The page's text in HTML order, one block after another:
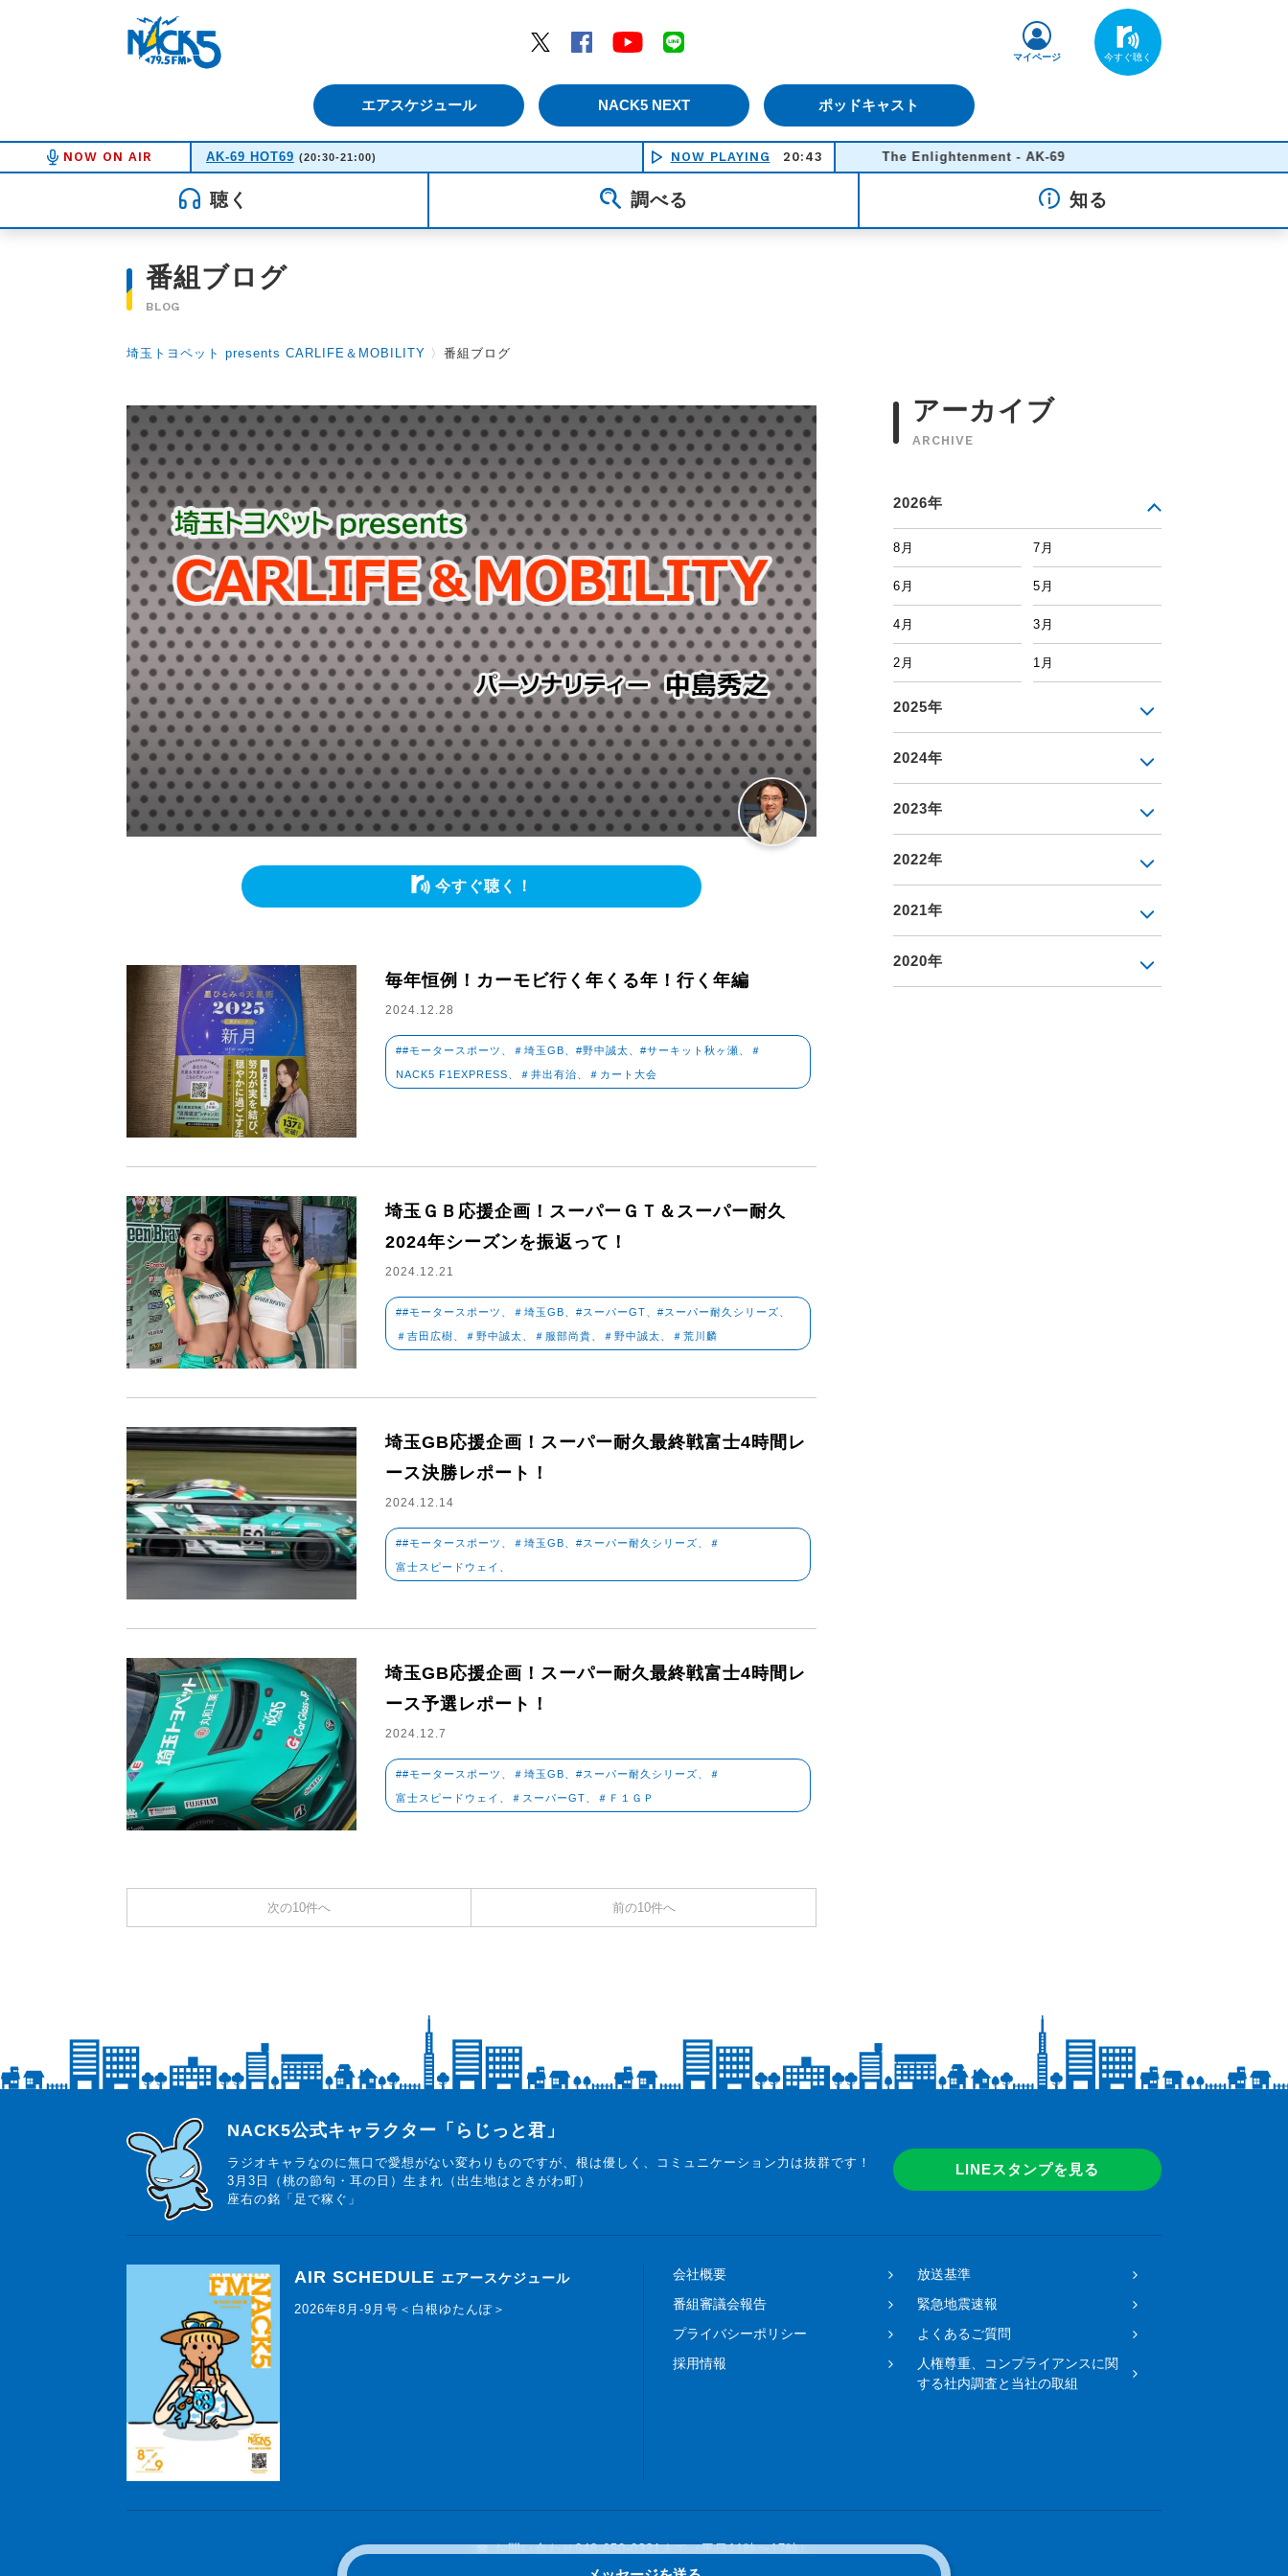
Twitter
Facebook YouTube
エアスケジュール NACK5 NEXT ポッドキャスト
マイページ
NOW ON AIR AK-69 HOT69 (20:30-21:00) NOW PLAYING 20:43 The Enlightenment - AK-69
聴く 調べる 知る
番組ブログ
BLOG
埼玉トヨペット presents CARLIFE＆MOBILITY 〉 番組ブログ
今すぐ聴く！
毎年恒例！カーモビ行く年くる年！行く年編
2024.12.28
##モータースポーツ、＃埼玉GB、#野中誠太、#サーキット秋ヶ瀬、＃
NACK5 F1EXPRESS、＃井出有治、＃カート大会
埼玉ＧＢ応援企画！スーパーＧＴ＆スーパー耐久
2024年シーズンを振返って！
2024.12.21
##モータースポーツ、＃埼玉GB、#スーパーGT、#スーパー耐久シリーズ、
＃吉田広樹、＃野中誠太、＃服部尚貴、＃野中誠太、＃荒川麟
埼玉GB応援企画！スーパー耐久最終戦富士4時間レ
ース決勝レポート！
2024.12.14
##モータースポーツ、＃埼玉GB、#スーパー耐久シリーズ、＃
富士スピードウェイ、
埼玉GB応援企画！スーパー耐久最終戦富士4時間レ
ース予選レポート！
2024.12.7
##モータースポーツ、＃埼玉GB、#スーパー耐久シリーズ、＃
富士スピードウェイ、＃スーパーGT、＃Ｆ１ＧＰ
次の10件へ 前の10件へ
アーカイブ
ARCHIVE
2026年
8月 7月
6月 5月
4月 3月
2月 1月
2025年
2024年
2023年
2022年
2021年
2020年
らじっと君
NACK5公式キャラクター「らじっと君」
ラジオキャラなのに無口で愛想がない変わりものですが、根は優しく、コミュニケーション力は抜群です！
3月3日（桃の節句・耳の日）生まれ（出生地はときがわ町）
座右の銘「足で稼ぐ」
LINEスタンプを見る
AIR SCHEDULE エアースケジュール
2026年8月-9月号＜白根ゆたんぽ＞
会社概要
放送基準
番組審議会報告
緊急地震速報
プライバシーポリシー
よくあるご質問
採用情報
人権尊重、コンプライアンスに関
する社内調査と当社の取組
☎ お問い合わせ048-650-0331まで（平日11時〜17時）